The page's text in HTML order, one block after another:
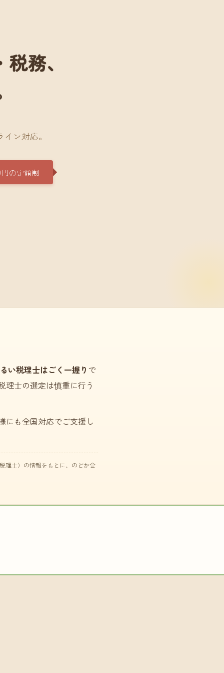
務、
ン対応。
の定額制
い税理士はごく一握り で
理士の選定は慎重に行う
にも全国対応でご支援し
理士）の情報をもとに、のどか会